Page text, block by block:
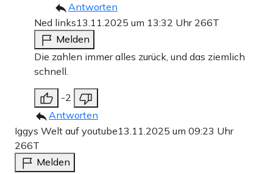
Antworten
Ned links13.11.2025 um 13:32 Uhr 266T
Melden
Die zahlen immer alles zurück, und das ziemlich
schnell.
-2
Antworten
Iggys Welt auf youtube13.11.2025 um 09:23 Uhr
266T
Melden